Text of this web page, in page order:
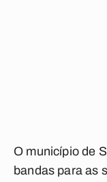
O município de
bandas para as